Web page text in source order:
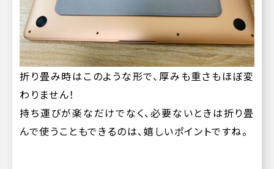
折り畳み時はこのような形で、厚みも重さもほぼ変
わりません！
持ち運びが楽なだけでなく、必要ないときは折り畳
んで使うこともできるのは、嬉しいポイントですね。